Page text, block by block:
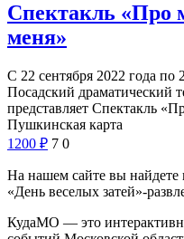
Спектакль «Про
меня»
С 22 сентября 2022 года по
Посадский драматический
представляет Спектакль
Пушкинская карта
1200 ₽ 7 0
На нашем сайте вы
«День веселых затей»-
КудаМО — это